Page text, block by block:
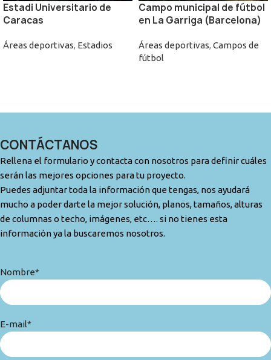
Estadi Universitario de
Caracas
Áreas deportivas, Estadios
Campo municipal de fútbol
en La Garriga (Barcelona)
Áreas deportivas, Campos de
fútbol
CONTÁCTANOS
Rellena el formulario y contacta con nosotros para definir cuáles
serán las mejores opciones para tu proyecto.
Puedes adjuntar toda la información que tengas, nos ayudará
mucho a poder darte la mejor solución, planos, tamaños, alturas
de columnas o techo, imágenes, etc…. si no tienes esta
información ya la buscaremos nosotros.
Nombre*
E-mail*